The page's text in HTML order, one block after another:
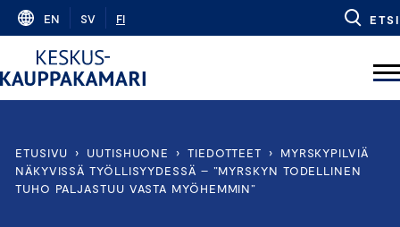
Skip
content
EN SV FI ETSI
ETUSIVU › UUTISHUONE › TIEDOTTEET ›
MYRSKYPILVIÄ
NÄKYVISSÄ TYÖLLISYYDESSÄ – ”MYRSKYN TODELLINEN
TUHO PALJASTUU VASTA MYÖHEMMIN”